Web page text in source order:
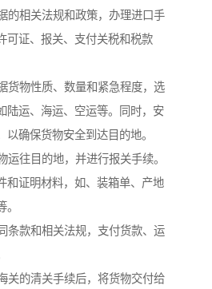
的相关法规和政策，办理进口手
可证、报关、支付关税和税款
货物性质、数量和紧急程度，选
陆运、海运、空运等。同时，安
确保货物安全到达目的地。
运往目的地，并进行报关手续。
和证明材料，如、装箱单、产地
条款和相关法规，支付货款、运
关的清关手续后，将货物交付给